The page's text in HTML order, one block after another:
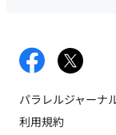
パラレルジャーナ
利用規約